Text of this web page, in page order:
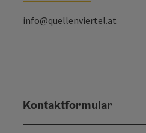
info@quellenviertel.at
Kontaktformular